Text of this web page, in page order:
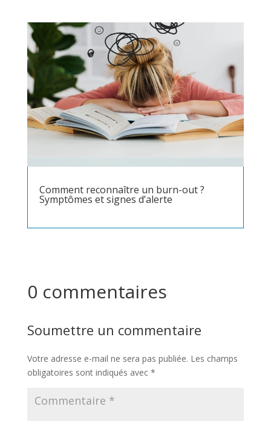
Comment reconnaître un burn-out ?
Symptômes et signes d’alerte
0 commentaires
Soumettre un commentaire
Votre adresse e-mail ne sera pas publiée. Les champs
obligatoires sont indiqués avec *